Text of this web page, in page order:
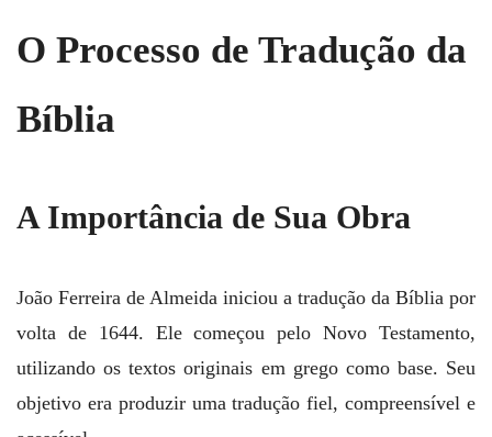
O Processo de Tradução da
Bíblia
A Importância de Sua Obra
João Ferreira de Almeida iniciou a tradução da Bíblia por
volta de 1644. Ele começou pelo Novo Testamento,
utilizando os textos originais em grego como base. Seu
objetivo era produzir uma tradução fiel, compreensível e